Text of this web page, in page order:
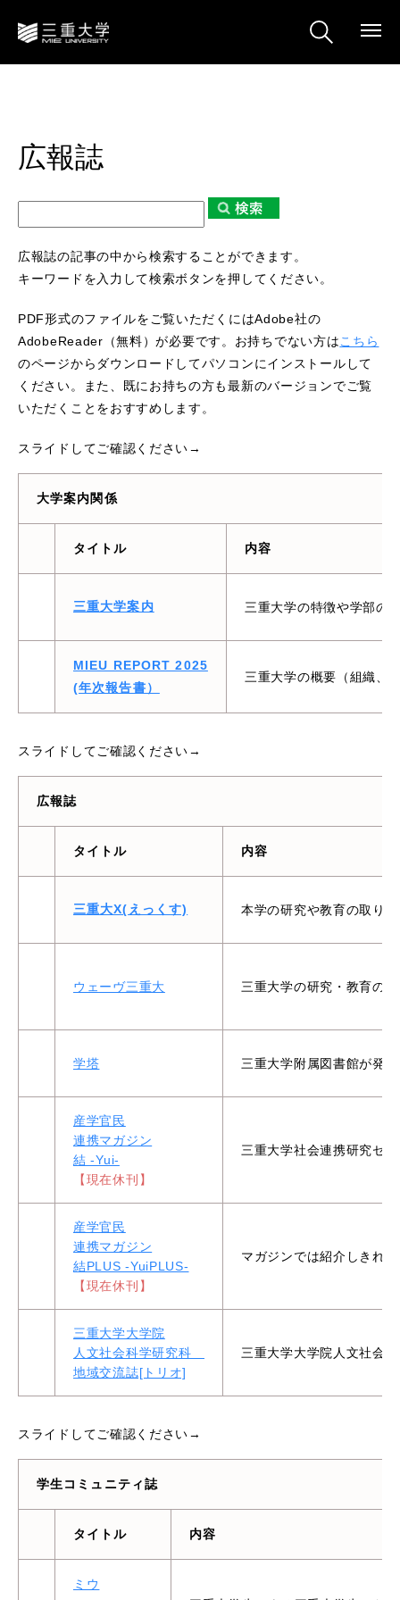
広報誌
広報誌の記事の中から検索することができます。
キーワードを入力して検索ボタンを押してください。
PDF形式のファイルをご覧いただくにはAdobe社の
AdobeReader（無料）が必要です。お持ちでない方はこちら
のページからダウンロードしてパソコンにインストールして
ください。また、既にお持ちの方も最新のバージョンでご覧
いただくことをおすすめします。
スライドしてご確認ください→
大学案内関係
タイトル 内容
三重大学案内 三重大学の特徴や学部の
MIEU REPORT 2025
(年次報告書）
三重大学の概要（組織、
スライドしてご確認ください→
広報誌
タイトル 内容
三重大X(えっくす) 本学の研究や教育の取り
ウェーヴ三重大 三重大学の研究・教育の
学塔 三重大学附属図書館が発
産学官民
連携マガジン
結 -Yui-
【現在休刊】
三重大学社会連携研究セ
産学官民
連携マガジン
結PLUS -YuiPLUS-
【現在休刊】
マガジンでは紹介しきれ
三重大学大学院
人文社会科学研究科
地域交流誌[トリオ]
三重大学大学院人文社会
スライドしてご確認ください→
学生コミュニティ誌
タイトル 内容
ミウ